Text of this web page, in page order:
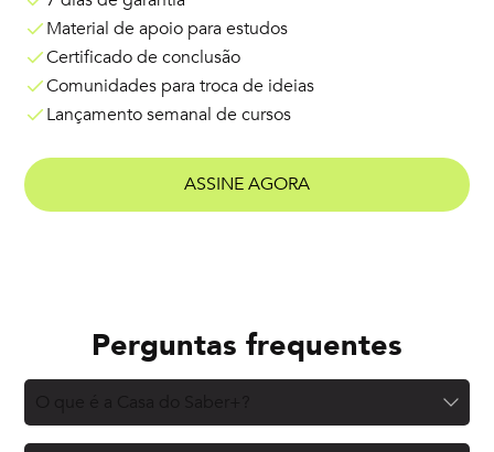
Material de apoio para estudos
Certificado de conclusão
Comunidades para troca de ideias
Lançamento semanal de cursos
ASSINE AGORA
Perguntas frequentes